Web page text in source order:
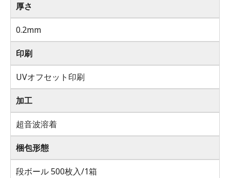
厚さ
0.2mm
印刷
UVオフセット印刷
加工
超音波溶着
梱包形態
段ボール 500枚入/1箱